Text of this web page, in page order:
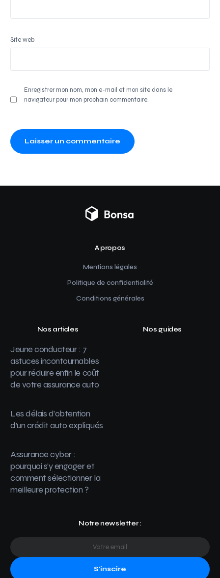
Site web
Enregistrer mon nom, mon e-mail et mon site dans le
navigateur pour mon prochain commentaire.
A propos
Mentions légales
Politique de confidentialité
Conditions générales
Nos articles
Jeune conducteur : 7
astuces incontournables
pour réduire enfin le coût
de votre assurance auto
Les délais d’obtention
d’un crédit auto expliqués
Assurance cyber :
pourquoi s’y engager et
comment sélectionner la
meilleure protection ?
Nos guides
Notre newsletter :
S'inscire